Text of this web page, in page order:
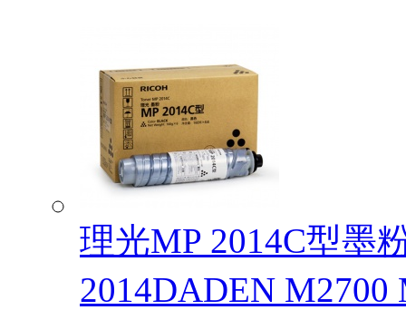
理光MP 2014C型墨
2014DADEN